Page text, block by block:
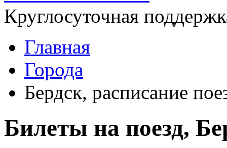
Круглосуточная
Главная
Города
Бердск, расписание
Билеты на поезд,